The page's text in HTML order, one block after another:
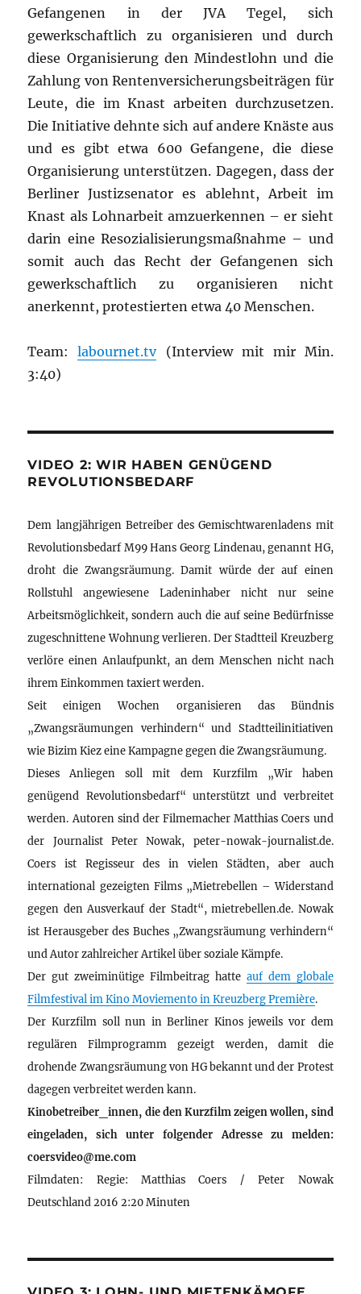
Gefangenen in der JVA Tegel, sich
gewerkschaftlich zu organisieren und durch
diese Organisierung den Mindestlohn und die
Zahlung von Rentenversicherungsbeiträgen für
Leute, die im Knast arbeiten durchzusetzen.
Die Initiative dehnte sich auf andere Knäste aus
und es gibt etwa 600 Gefangene, die diese
Organisierung unterstützen. Dagegen, dass der
Berliner Justizsenator es ablehnt, Arbeit im
Knast als Lohnarbeit amzuerkennen – er sieht
darin eine Resozialisierungsmaßnahme – und
somit auch das Recht der Gefangenen sich
gewerkschaftlich zu organisieren nicht
anerkennt, protestierten etwa 40 Menschen.
Team:labournet.tv(Interview mit mir Min.
3:40)
VIDEO 2: WIR HABEN GENÜGEND
REVOLUTIONSBEDARF
Dem langjährigen Betreiber des Gemischtwarenladens mit
Revolutionsbedarf M99 Hans Georg Lindenau, genannt HG,
droht die Zwangsräumung. Damit würde der auf einen
Rollstuhl angewiesene Ladeninhaber nicht nur seine
Arbeitsmöglichkeit, sondern auch die auf seine Bedürfnisse
zugeschnittene Wohnung verlieren. Der Stadtteil Kreuzberg
verlöre einen Anlaufpunkt, an dem Menschen nicht nach
ihrem Einkommen taxiert werden.
Seit einigen Wochen organisieren das Bündnis
„Zwangsräumungen verhindern“ und Stadtteilinitiativen
wie Bizim Kiez eine Kampagne gegen die Zwangsräumung.
Dieses Anliegen soll mit dem Kurzfilm „Wir haben
genügend Revolutionsbedarf“ unterstützt und verbreitet
werden. Autoren sind der Filmemacher Matthias Coers und
der Journalist Peter Nowak, peter-nowak-journalist.de.
Coers ist Regisseur des in vielen Städten, aber auch
international gezeigten Films „Mietrebellen – Widerstand
gegen den Ausverkauf der Stadt“, mietrebellen.de. Nowak
ist Herausgeber des Buches „Zwangsräumung verhindern“
und Autor zahlreicher Artikel über soziale Kämpfe.
Der gut zweiminütige Filmbeitrag hatte auf dem globale
Filmfestival im Kino Moviemento in Kreuzberg Première.
Der Kurzfilm soll nun in Berliner Kinos jeweils vor dem
regulären Filmprogramm gezeigt werden, damit die
drohende Zwangsräumung von HG bekannt und der Protest
dagegen verbreitet werden kann.
Kinobetreiber_innen, die den Kurzfilm zeigen wollen, sind
eingeladen, sich unter folgender Adresse zu melden:
coersvideo@me.com
Filmdaten: Regie: Matthias Coers / Peter Nowak
Deutschland 2016 2:20 Minuten